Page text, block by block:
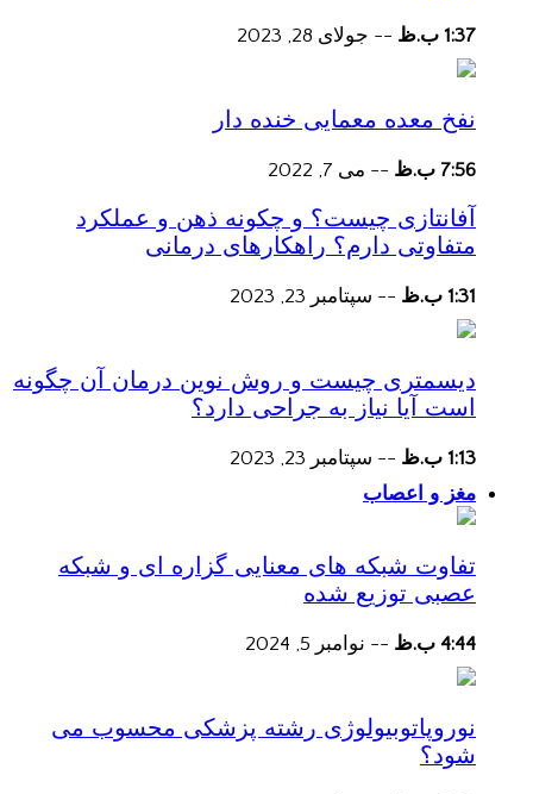
1:37 ب.ظ -- جولای 28, 2023
نفخ معده معمایی خنده دار
7:56 ب.ظ -- می 7, 2022
آفانتازی چیست؟ و چکونه ذهن و عملکرد
متفاوتی دارم؟ راهکارهای درمانی
1:31 ب.ظ -- سپتامبر 23, 2023
دیسمتری چیست و روش نوین درمان آن چگونه
است آیا نیاز به جراحی دارد؟
1:13 ب.ظ -- سپتامبر 23, 2023
مغز و اعصاب
تفاوت شبکه های معنایی گزاره ای و شبکه
عصبی توزیع شده
4:44 ب.ظ -- نوامبر 5, 2024
نوروپاتوبیولوژی رشته پزشکی محسوب می
شود؟